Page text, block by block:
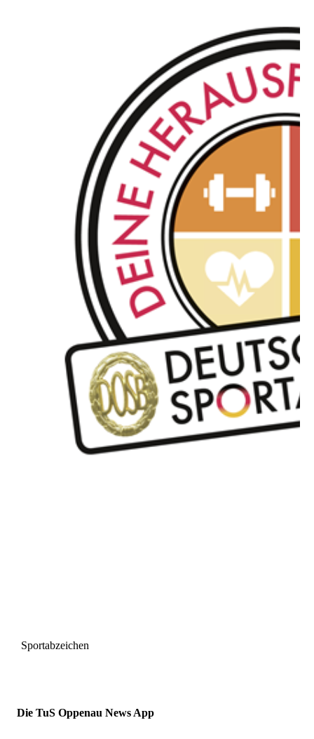
Sportabzeichen
Die TuS Oppenau News App